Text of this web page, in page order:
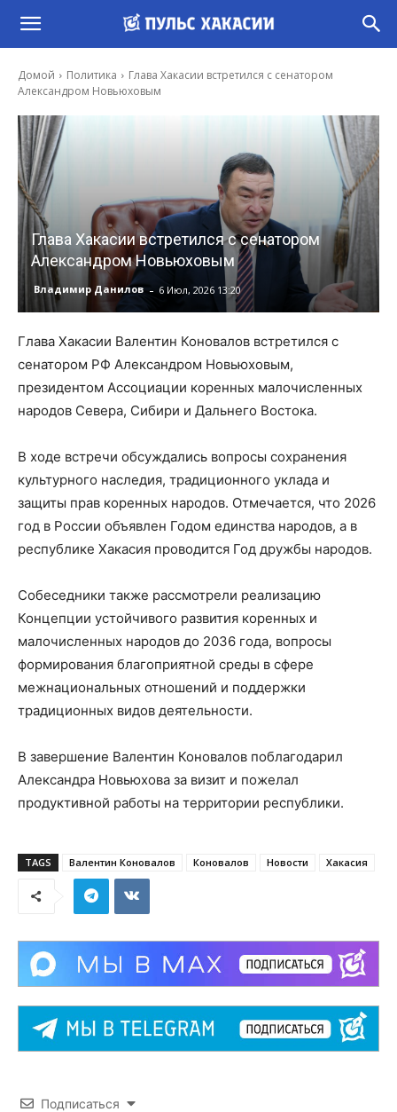
Домой Политика
Глава Хакасии встретился с сенатором
Александром Новьюховым
Глава Хакасии встретился с сенатором
Александром Новьюховым
Владимир Данилов - 6 Июл, 2026 13:20
Глава Хакасии Валентин Коновалов встретился с
сенатором РФ Александром Новьюховым,
президентом Ассоциации коренных малочисленных
народов Севера, Сибири и Дальнего Востока.
В ходе встречи обсуждались вопросы сохранения
культурного наследия, традиционного уклада и
защиты прав коренных народов. Отмечается, что 2026
год в России объявлен Годом единства народов, а в
республике Хакасия проводится Год дружбы народов.
Собеседники также рассмотрели реализацию
Концепции устойчивого развития коренных и
малочисленных народов до 2036 года, вопросы
формирования благоприятной среды в сфере
межнациональных отношений и поддержки
традиционных видов деятельности.
В завершение Валентин Коновалов поблагодарил
Александра Новьюхова за визит и пожелал
продуктивной работы на территории республики.
TAGS Валентин Коновалов Коновалов Новости Хакасия
Подписаться